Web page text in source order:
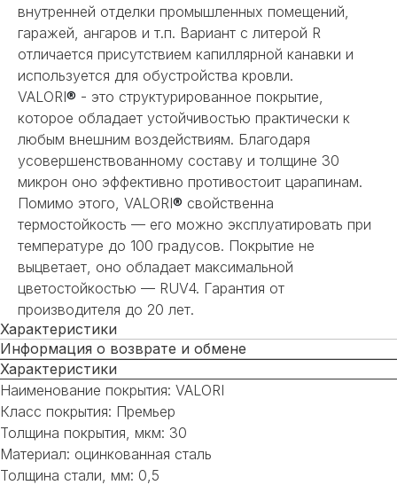
внутренней отделки промышленных помещений,
гаражей, ангаров и т.п. Вариант с литерой R
отличается присутствием капиллярной канавки и
используется для обустройства кровли.
VALORI® - это структурированное покрытие,
которое обладает устойчивостью практически к
любым внешним воздействиям. Благодаря
усовершенствованному составу и толщине 30
микрон оно эффективно противостоит царапинам.
Помимо этого, VALORI® свойственна
термостойкость — его можно эксплуатировать при
температуре до 100 градусов. Покрытие не
выцветает, оно обладает максимальной
цветостойкостью — RUV4. Гарантия от
производителя до 20 лет.
Характеристики
Информация о возврате и обмене
Характеристики
Наименование покрытия: VALORI
Класс покрытия: Премьер
Толщина покрытия, мкм: 30
Материал: оцинкованная сталь
Толщина стали, мм: 0,5